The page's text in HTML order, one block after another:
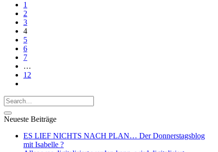
1
2
3
4
5
6
7
…
12
Neueste Beiträge
ES LIEF NICHTS NACH PLAN… Der Donnerstagsblog
mit Isabelle ?